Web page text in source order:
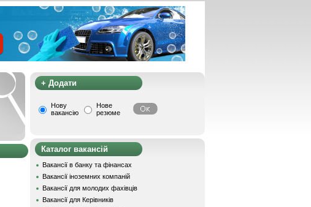
+ Додати
Нову
вакансію
Нове
резюме
Каталог вакансій
Вакансії в банку та фінансах
Вакансії іноземних компаній
Вакансії для молодих фахівців
Вакансії для Керівників